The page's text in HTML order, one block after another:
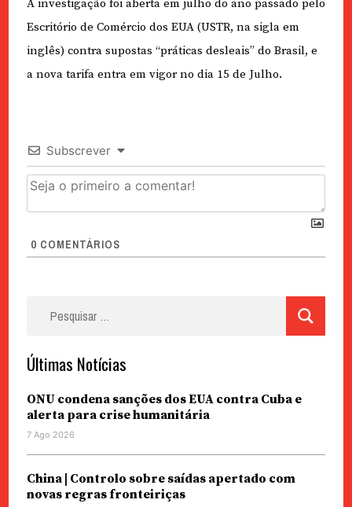
A investigação foi aberta em julho do ano passado pelo
Escritório de Comércio dos EUA (USTR, na sigla em
inglês) contra supostas “práticas desleais” do Brasil, e
a nova tarifa entra em vigor no dia 15 de Julho.
Subscrever
0 COMENTÁRIOS
Últimas Notícias
ONU condena sanções dos EUA contra Cuba e
alerta para crise humanitária
7 Ago 2026
China | Controlo sobre saídas apertado com
novas regras fronteiriças